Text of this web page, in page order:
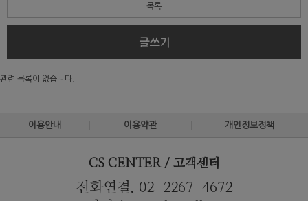
목록
글쓰기
관련 목록이 없습니다.
이용안내 이용약관 개인정보정책
CS CENTER / 고객센터
전화연결. 02-2267-4672